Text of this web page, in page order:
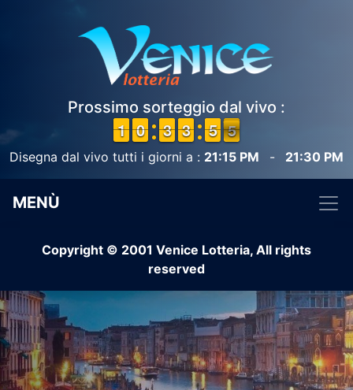
Prossimo sorteggio dal vivo :
1
1
1
1 9
9
0
0 2
2
3
3 2
2
3
3 4
4
5
5 5
4
Disegna dal vivo tutti i giorni a : 21:15 PM - 21:30 PM
MENÙ
Copyright © 2001 Venice Lotteria, All rights
reserved